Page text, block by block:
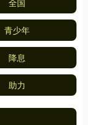
全国
青少年
降息
助力